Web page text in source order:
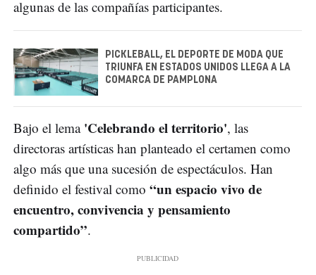
algunas de las compañías participantes.
PICKLEBALL, EL DEPORTE DE MODA QUE
TRIUNFA EN ESTADOS UNIDOS LLEGA A LA
COMARCA DE PAMPLONA
Bajo el lema 'Celebrando el territorio', las
directoras artísticas han planteado el certamen como
algo más que una sucesión de espectáculos. Han
definido el festival como “un espacio vivo de
encuentro, convivencia y pensamiento
compartido”.